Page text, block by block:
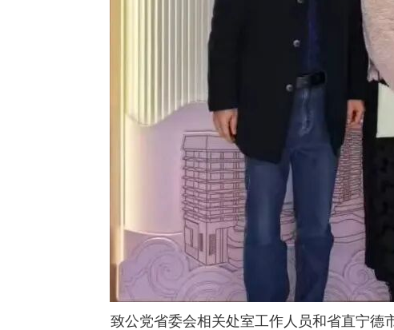
致公党省委会相关处室工作人员和省直宁德